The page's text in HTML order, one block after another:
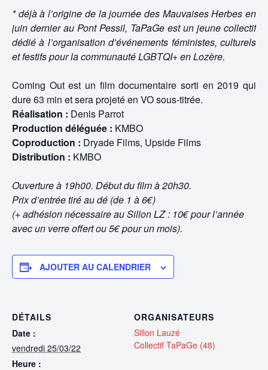
* déjà à l’origine de la journée des Mauvaises Herbes en
juin dernier au Pont Pessil, TaPaGe est un jeune collectif
dédié à l’organisation d’événements féministes, culturels
et festifspour la communauté LGBTQI+ en Lozère.
Coming Out est un film documentaire sorti en 2019 qui
dure 63 min et sera projeté en VO sous-titrée.
Réalisation : Denis Parrot
Production déléguée : KMBO
Coproduction : Dryade Films, Upside Films
Distribution : KMBO
Ouverture à 19h00. Début du film à 20h30.
Prix d’entrée tiré au dé (de 1 à 6€)
(+ adhésion nécessaire au Sillon LZ : 10€ pour l’année
avec un verre offert ou 5€ pour un mois).
AJOUTER AU CALENDRIER
DÉTAILS
Date :
vendredi 25/03/22
Heure :
ORGANISATEURS
Sillon Lauzé
Collectif TaPaGe (48)